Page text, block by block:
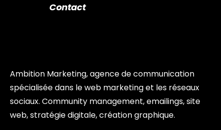
Contact
Ambition Marketing, agence de communication
spécialisée dans le web marketing et les réseaux
sociaux. Community management, emailings, site
web, stratégie digitale, création graphique.